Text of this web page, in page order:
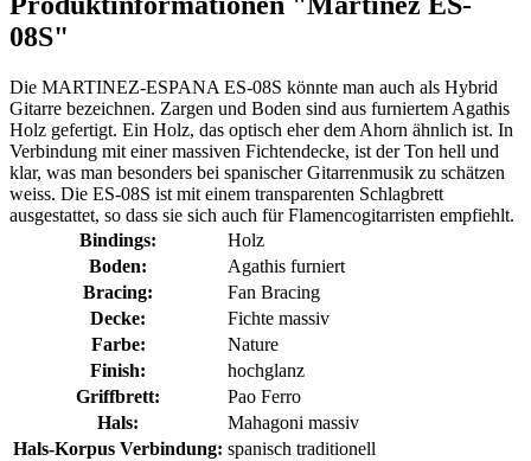
08S"
Die MARTINEZ-ESPANA ES-08S könnte man auch als Hybrid
Gitarre bezeichnen. Zargen und Boden sind aus furniertem Agathis
Holz gefertigt. Ein Holz, das optisch eher dem Ahorn ähnlich ist. In
Verbindung mit einer massiven Fichtendecke, ist der Ton hell und
klar, was man besonders bei spanischer Gitarrenmusik zu schätzen
weiss. Die ES-08S ist mit einem transparenten Schlagbrett
ausgestattet, so dass sie sich auch für Flamencogitarristen empfiehlt.
Bindings:
Holz
Boden:
Agathis furniert
Bracing:
Fan Bracing
Decke:
Fichte massiv
Farbe:
Nature
Finish:
hochglanz
Griffbrett:
Pao Ferro
Hals:
Mahagoni massiv
Hals-Korpus Verbindung: spanisch traditionell